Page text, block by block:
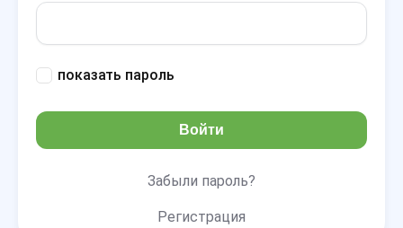
показать пароль
Войти
Забыли пароль?
Регистрация